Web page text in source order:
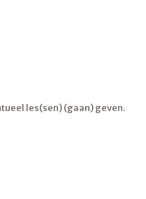
les(sen) (gaan) geven.